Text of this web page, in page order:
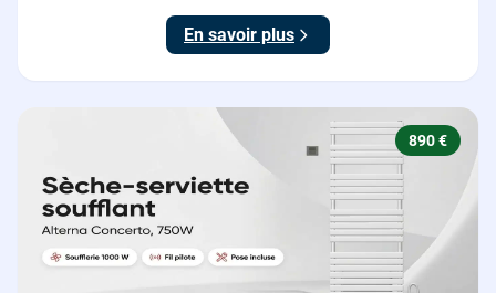
En savoir plus
890 €